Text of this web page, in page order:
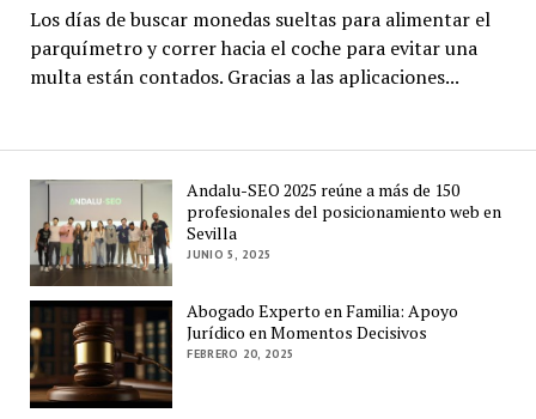
Los días de buscar monedas sueltas para alimentar el
parquímetro y correr hacia el coche para evitar una
multa están contados. Gracias a las aplicaciones...
Andalu-SEO 2025 reúne a más de 150
profesionales del posicionamiento web en
Sevilla
JUNIO 5, 2025
Abogado Experto en Familia: Apoyo
Jurídico en Momentos Decisivos
FEBRERO 20, 2025